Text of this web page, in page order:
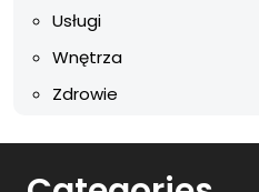
Usługi
Wnętrza
Zdrowie